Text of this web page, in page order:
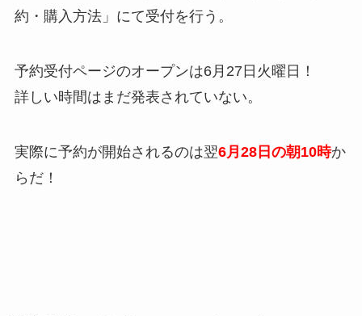
約・購入方法」にて受付を行う。
予約受付ページのオープンは6月27日火曜日！
詳しい時間はまだ発表されていない。
実際に予約が開始されるのは翌6月28日の朝10時か
らだ！